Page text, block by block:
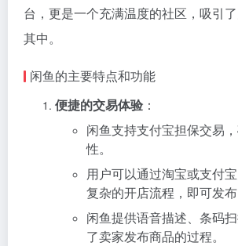
台，更是一个充满温度的社区，吸引
其中。
闲鱼的主要特点和功能
便捷的交易体验 ：
闲鱼支持支付宝担保交易
性。
用户可以通过淘宝或支付
复杂的开店流程，即可发布
闲鱼提供语音描述、条码
了卖家发布商品的过程。